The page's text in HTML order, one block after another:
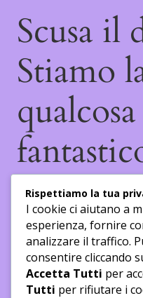
Scusa il
Stiamo
presto a
Rispettiamo la tua
I cookie ci aiutano a
esperienza, fornire
analizzare il traffico.
consentire cliccando
Accetta Tutti per
Tutti per rifiutare i